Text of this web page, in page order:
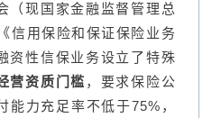
（现国家金融监督管理总
信用保险和保证保险业务
资性信保业务设立了特殊
营资质门槛 ，要求保险公
能力充足率不低于75%，